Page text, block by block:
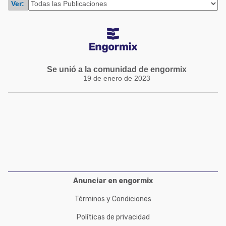
Acuacultura
Balanceados - Piensos
Comunidades en portugués
Ver:
Se unió a la comunidad de engormix
19 de enero de 2023
Anunciar en engormix
Términos y Condiciones
Políticas de privacidad